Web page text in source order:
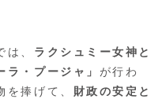
、 ラクシュミー女神と
ラ・プージャ」 が行わ
捧げて、 財政の安定と